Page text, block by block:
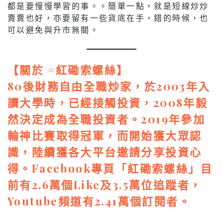
都是要慢慢學習的事。。簡單一點，就是短線炒炒
賣賣也好，亦要留有一些貨底在手，錯的時候，也
可以避免與升市無關。
【關於 #紅磡索螺絲】
80後財務自由全職炒家，於2003年入
讀大學時，已經接觸投資，2008年毅
然決定成為全職投資者。2019年參加
輪神比賽取得冠軍，而開始獲大眾認
識，陸續獲各大平台邀請分享投資心
得。Facebook專頁「紅磡索螺絲」目
前有2.6萬個Like及3.5萬位追蹤者，
Youtube頻道有2.41萬個訂閱者。